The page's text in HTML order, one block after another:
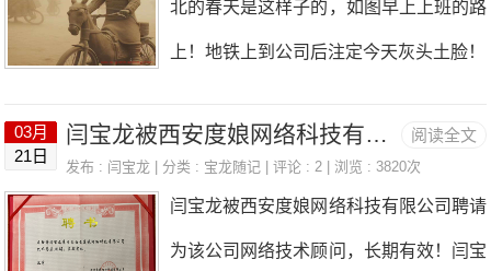
引着众多游客前来赏花。王城公园作为历
届牡丹花会的主会场，更是成为了赏花的
同的观赏区，让游客们可以近距离欣赏到
众生，作大证明功德主。大悲大愿，大圣
大慈，本尊地藏菩萨摩诃萨。开经偈无上
甚深微妙法 百千万劫难遭遇我今见闻
得受持 愿解如来真实义南无本师释迦
北的春天是这样子的，如图早上上班的路
上！地铁上到公司后注定今天灰头土脸！
阅读全文
03月
21日
闫宝龙被西安度娘网络科技有限公司聘请为长期网络技术顾问
发布 : 闫宝龙 | 分类 : 宝龙随记 | 评论 : 2 | 浏览 : 3820次
闫宝龙被西安度娘网络科技有限公司聘请
为该公司网络技术顾问，长期有效！闫宝